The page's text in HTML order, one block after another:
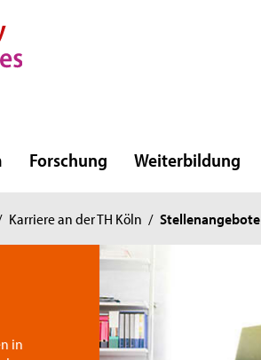
Forschung Weiterbildung
Karriere an der TH Köln / Stellenangebote